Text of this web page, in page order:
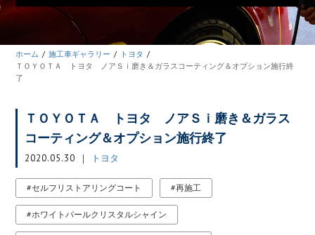
a
t
i
o
n
ホーム 施工車ギャラリー
トヨタ
ＴＯＹＯＴＡ トヨタ ノアＳｉ磨き＆ガラスコーティング＆オプション施行終
了
ＴＯＹＯＴＡ トヨタ ノアＳｉ磨き＆ガラス
コーティング＆オプション施行終了
2020.05.30 トヨタ
セルフリストアリングコート 再施工
ホワイトパールクリスタルシャイン